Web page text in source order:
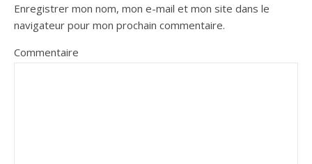
Enregistrer mon nom, mon e-mail et mon site dans le
navigateur pour mon prochain commentaire.
Commentaire